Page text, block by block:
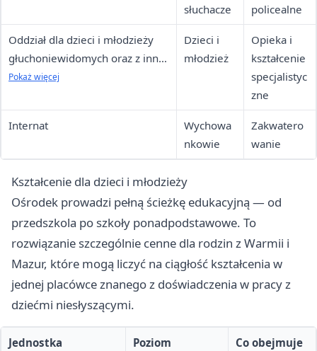
słuchacze policealne
Oddział dla dzieci i młodzieży
głuchoniewidomych oraz z inną
niepełnosprawnością złożoną
Pokaż więcej
Dzieci i
młodzież
Opieka i
kształcenie
specjalistyc
zne
Internat
Wychowa
nkowie
Zakwatero
wanie
Kształcenie dla dzieci i młodzieży
Ośrodek prowadzi pełną ścieżkę edukacyjną — od
przedszkola po szkoły ponadpodstawowe. To
rozwiązanie szczególnie cenne dla rodzin z Warmii i
Mazur, które mogą liczyć na ciągłość kształcenia w
jednej placówce znanego z doświadczenia w pracy z
dziećmi niesłyszącymi.
Jednostka Poziom Co obejmuje